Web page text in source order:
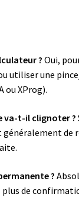
? Oui,
utiliser une
ou XProg).
va-t-il clignoter ?
de
?
de